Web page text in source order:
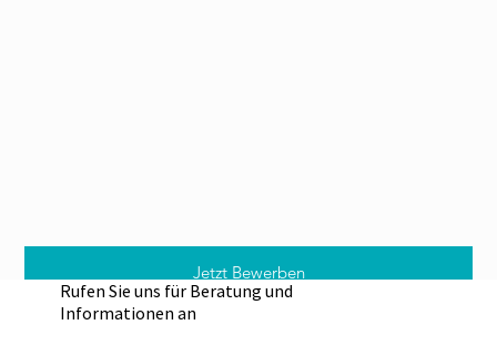
Jetzt Bewerben
Rufen Sie uns für Beratung und
Informationen an